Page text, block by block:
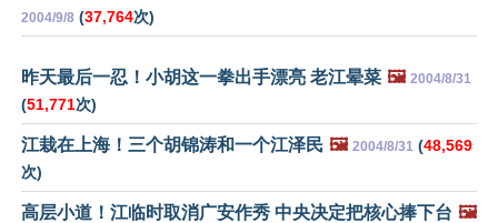
2004/9/8 (37,764次)
昨天最后一忍！小胡这一拳出手漂亮 老江晕菜 🖼️ 2004/8/31
(51,771次)
江栽在上海！三个胡锦涛和一个江泽民 🖼️ 2004/8/31 (48,569
次)
高层小道！江临时取消广安作秀 中央决定把核心捧下台 🖼️